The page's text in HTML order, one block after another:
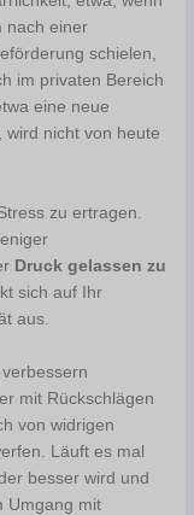
nach einer
schielen,
im privaten Bereich
eine neue
nicht von heute
zu ertragen.
Druck gelassen zu
sich auf Ihr
aus.
mit Rückschlägen
von widrigen
Läuft es mal
besser wird und
Umgang mit